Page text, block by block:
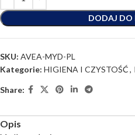
DODAJ DO
SKU: AVEA-MYD-PL
Kategorie: HIGIENA I CZYSTOŚĆ,
Share:
Opis